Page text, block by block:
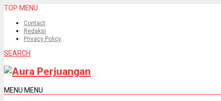
TOP MENU
Contact
Redaksi
Privacy Policy
SEARCH
MENU MENU